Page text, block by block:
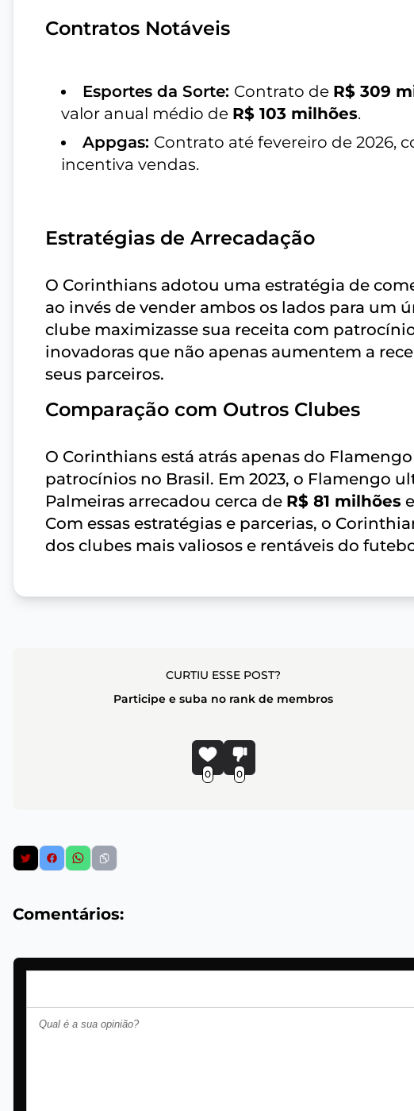
Contratos Notáveis
Esportes da Sorte: Contrato de R$ 309
valor anual médio de R$ 103 milhões.
Appgas: Contrato até fevereiro de 2026,
incentiva vendas.
Estratégias de Arrecadação
O Corinthians adotou uma estratégia de
ao invés de vender ambos os lados para um
clube maximizasse sua receita com
inovadoras que não apenas aumentem a
seus parceiros.
Comparação com Outros Clubes
O Corinthians está atrás apenas do
patrocínios no Brasil. Em 2023, o Flamengo
Palmeiras arrecadou cerca de R$ 81 milhões
Com essas estratégias e parcerias, o
dos clubes mais valiosos e rentáveis do
CURTIU ESSE POST?
Participe e suba no rank de membros
0 0
Comentários: